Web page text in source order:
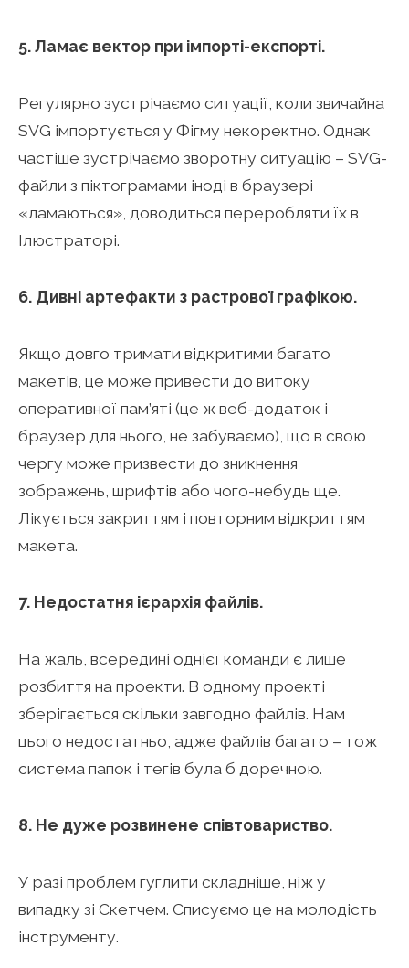
5. Ламає вектор при імпорті-експорті.
Регулярно зустрічаємо ситуації, коли звичайна
SVG імпортується у Фігму некоректно. Однак
частіше зустрічаємо зворотну ситуацію – SVG-
файли з піктограмами іноді в браузері
«ламаються», доводиться переробляти їх в
Ілюстраторі.
6. Дивні артефакти з растрової графікою.
Якщо довго тримати відкритими багато
макетів, це може привести до витоку
оперативної пам’яті (це ж веб-додаток і
браузер для нього, не забуваємо), що в свою
чергу може призвести до зникнення
зображень, шрифтів або чого-небудь ще.
Лікується закриттям і повторним відкриттям
макета.
7. Недостатня ієрархія файлів.
На жаль, всередині однієї команди є лише
розбиття на проекти. В одному проекті
зберігається скільки завгодно файлів. Нам
цього недостатньо, адже файлів багато – тож
система папок і тегів була б доречною.
8. Не дуже розвинене співтовариство.
У разі проблем гуглити складніше, ніж у
випадку зі Скетчем. Списуємо це на молодість
інструменту.